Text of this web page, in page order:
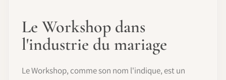
Le Workshop dans
l'industrie du mariage
Le Workshop, comme son nom l'indique, est un